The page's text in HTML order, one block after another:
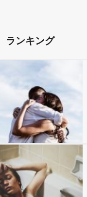
セックスライフ
不倫・だめ男
心の処方箋
ランキング